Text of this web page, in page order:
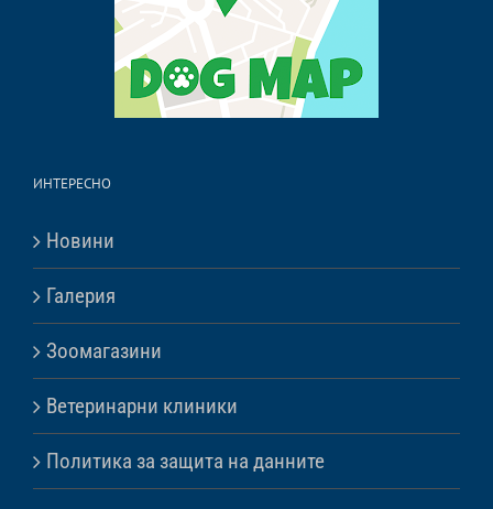
ИНТЕРЕСНО
Новини
Галерия
Зоомагазини
Ветеринарни клиники
Политика за защита на данните